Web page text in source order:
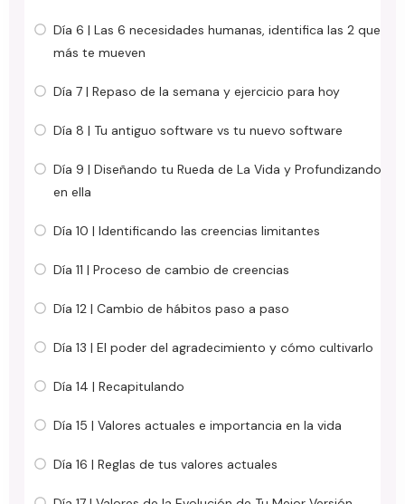
Día 6 | Las 6 necesidades humanas, identifica las 2 que
más te mueven
Día 7 | Repaso de la semana y ejercicio para hoy
Día 8 | Tu antiguo software vs tu nuevo software
Día 9 | Diseñando tu Rueda de La Vida y Profundizando
en ella
Día 10 | Identificando las creencias limitantes
Día 11 | Proceso de cambio de creencias
Día 12 | Cambio de hábitos paso a paso
Día 13 | El poder del agradecimiento y cómo cultivarlo
Día 14 | Recapitulando
Día 15 | Valores actuales e importancia en la vida
Día 16 | Reglas de tus valores actuales